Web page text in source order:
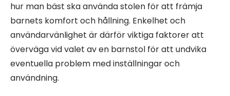
hur man bäst ska använda stolen för att främja
barnets komfort och hållning. Enkelhet och
användarvänlighet är därför viktiga faktorer att
överväga vid valet av en barnstol för att undvika
eventuella problem med inställningar och
användning.